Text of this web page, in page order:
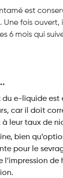
est
Une fois ouvert,
6 mois qui
du e-liquide est
car il doit
à leur taux de
bien
pour le
l’impression de